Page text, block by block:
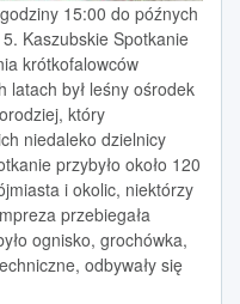
15:00 do późnych
Kaszubskie Spotkanie
krótkofalowców
latach był leśny ośrodek
który
niedaleko dzielnicy
przybyło około 120
i okolic, niektórzy
przebiegała
ognisko, grochówka,
odbywały się